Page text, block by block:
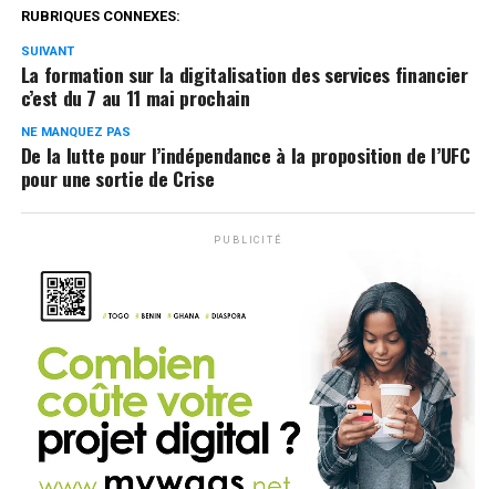
RUBRIQUES CONNEXES:
SUIVANT
La formation sur la digitalisation des services financier
c’est du 7 au 11 mai prochain
NE MANQUEZ PAS
De la lutte pour l’indépendance à la proposition de l’UFC
pour une sortie de Crise
PUBLICITÉ